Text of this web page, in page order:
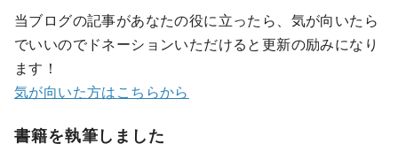
当ブログの記事があなたの役に立ったら、気が向いたら
でいいのでドネーションいただけると更新の励みになり
ます！
気が向いた方はこちらから
書籍を執筆しました